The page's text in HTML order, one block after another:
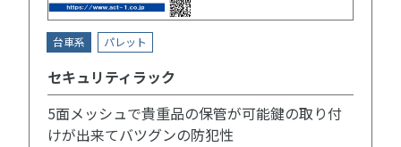
台車系 パレット
セキュリティラック
5面メッシュで貴重品の保管が可能鍵の取り付
けが出来てバツグンの防犯性